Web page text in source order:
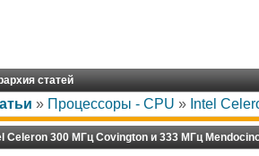
статей
» Процессоры - CPU » Intel
Celeron 300 МГц Covington и 333 МГц